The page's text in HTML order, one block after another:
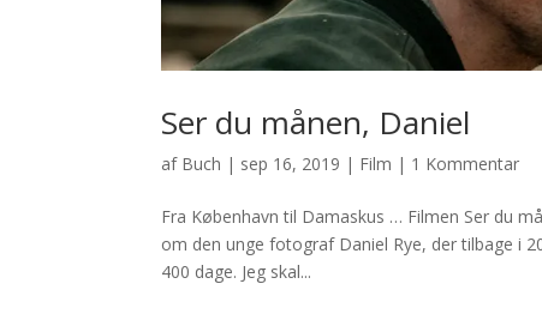
Ser du månen, Daniel
af Buch | sep 16, 2019 | Film | 1 Kommentar
Fra København til Damaskus … Filmen Ser du
om den unge fotograf Daniel Rye, der tilbage i
400 dage. Jeg skal...